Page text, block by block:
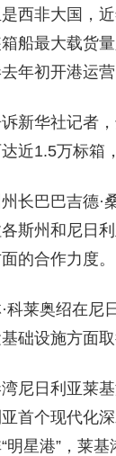
西非大国，
船最大载货
年初开港运
新华社记者
近1.5万标箱
长巴巴吉德·
斯州和尼日
的合作力度。
科莱奥绍在尼
础设施方面
尼日利亚莱
首个现代化
明星港”，莱